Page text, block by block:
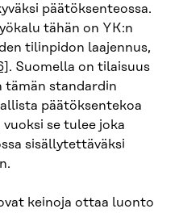
päätöksenteossa.
tähän on YK:n
tilinpidon laajennus,
. Suomella on tilaisuus
tämän standardin
päätöksentekoa
se tulee joka
sisällytettäväksi
keinoja ottaa luonto